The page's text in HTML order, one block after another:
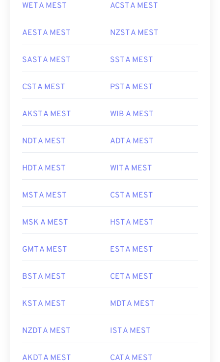
WET A MEST ACST A MEST
AEST A MEST NZST A MEST
SAST A MEST SST A MEST
CST A MEST PST A MEST
AKST A MEST WIB A MEST
NDT A MEST ADT A MEST
HDT A MEST WIT A MEST
MST A MEST CST A MEST
MSK A MEST HST A MEST
GMT A MEST EST A MEST
BST A MEST CET A MEST
KST A MEST MDT A MEST
NZDT A MEST IST A MEST
AKDT A MEST CAT A MEST